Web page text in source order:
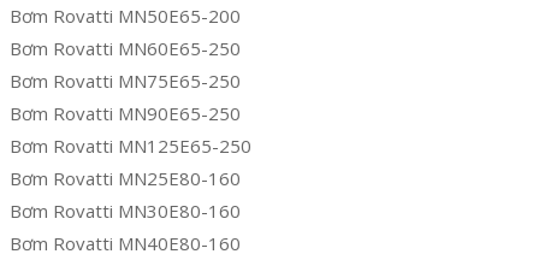
Bơm Rovatti MN50E65-200
Bơm Rovatti MN60E65-250
Bơm Rovatti MN75E65-250
Bơm Rovatti MN90E65-250
Bơm Rovatti MN125E65-250
Bơm Rovatti MN25E80-160
Bơm Rovatti MN30E80-160
Bơm Rovatti MN40E80-160